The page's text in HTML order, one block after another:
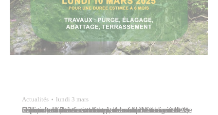
Actualités lundi 3 mars
D’importants travaux vont être entrepris au sein de la vallée de la Fautaua : Aussi, le bon déroulement de ce chantier, dans les conditions de sécurité obligatoires, nécessite l’interdiction temporaire d’accès au site. Celle-ci est prévue 𝐚̀ 𝐜𝐨𝐦𝐩𝐭𝐞𝐫 𝐝𝐮 𝐥𝐮𝐧𝐝𝐢 𝟏𝟎 𝐦𝐚𝐫𝐬 𝟐𝟎𝟐𝟓 𝐞𝐭 𝐩𝐨𝐮𝐫 𝐮𝐧𝐞 𝐝𝐮𝐫𝐞́𝐞 𝐞𝐬𝐭𝐢𝐦𝐞́𝐞 𝐚̀ 𝐬𝐢𝐱 𝐦𝐨𝐢𝐬. Nous vous remercions de…